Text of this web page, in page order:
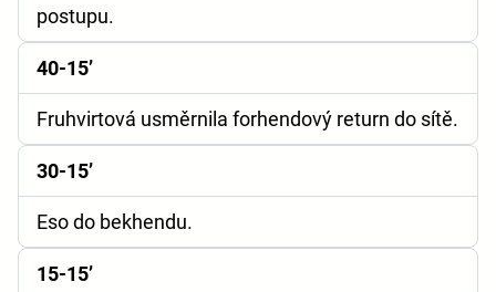
postupu.
40-15’
Fruhvirtová usměrnila forhendový return do sítě.
30-15’
Eso do bekhendu.
15-15’